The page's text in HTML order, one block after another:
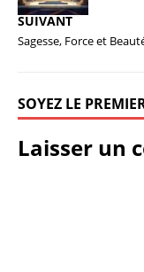
SUIVANT
Sagesse, Force et
SOYEZ LE
Laisser un